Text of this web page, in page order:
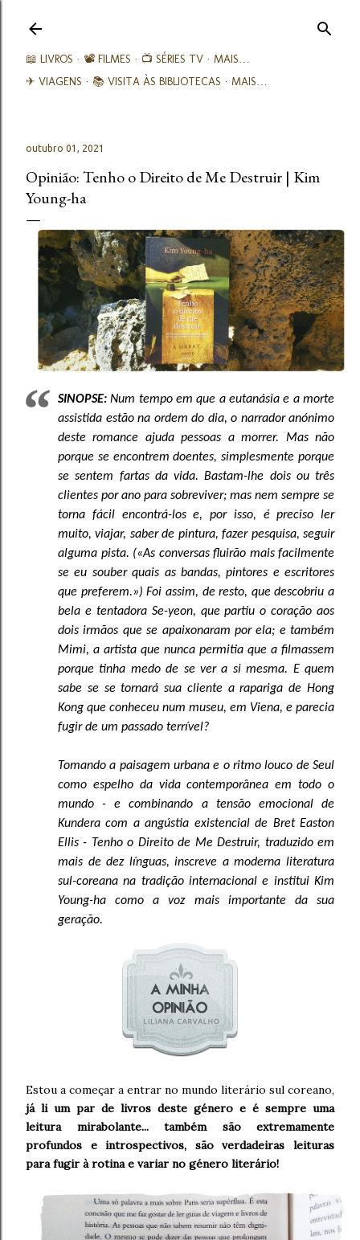
📖 LIVROS 📽️ FILMES 📺 SÉRIES TV
MAIS…
✈ VIAGENS
📚︎ VISITA ÀS BIBLIOTECAS MAIS…
outubro 01, 2021
Opinião: Tenho o Direito de Me Destruir | Kim
Young-ha
SINOPSE: Num tempo em que a eutanásia e a morte
assistida estão na ordem do dia, o narrador anónimo
deste romance ajuda pessoas a morrer. Mas não
porque se encontrem doentes, simplesmente porque
se sentem fartas da vida. Bastam-lhe dois ou três
clientes por ano para sobreviver; mas nem sempre se
torna fácil encontrá-los e, por isso, é preciso ler
muito, viajar, saber de pintura, fazer pesquisa, seguir
alguma pista. («As conversas fluirão mais facilmente
se eu souber quais as bandas, pintores e escritores
que preferem.») Foi assim, de resto, que descobriu a
bela e tentadora Se-yeon, que partiu o coração aos
dois irmãos que se apaixonaram por ela; e também
Mimi, a artista que nunca permitia que a filmassem
porque tinha medo de se ver a si mesma. E quem
sabe se se tornará sua cliente a rapariga de Hong
Kong que conheceu num museu, em Viena, e parecia
fugir de um passado terrível?
Tomando a paisagem urbana e o ritmo louco de Seul
como espelho da vida contemporânea em todo o
mundo - e combinando a tensão emocional de
Kundera com a angústia existencial de Bret Easton
Ellis - Tenho o Direito de Me Destruir, traduzido em
mais de dez línguas, inscreve a moderna literatura
sul-coreana na tradição internacional e institui Kim
Young-ha como a voz mais importante da sua
geração.
Estou a começar a entrar no mundo literário sul coreano,
já li um par de livros deste género e é sempre uma
leitura mirabolante... também são extremamente
profundos e introspectivos, são verdadeiras leituras
para fugir à rotina e variar no género literário!